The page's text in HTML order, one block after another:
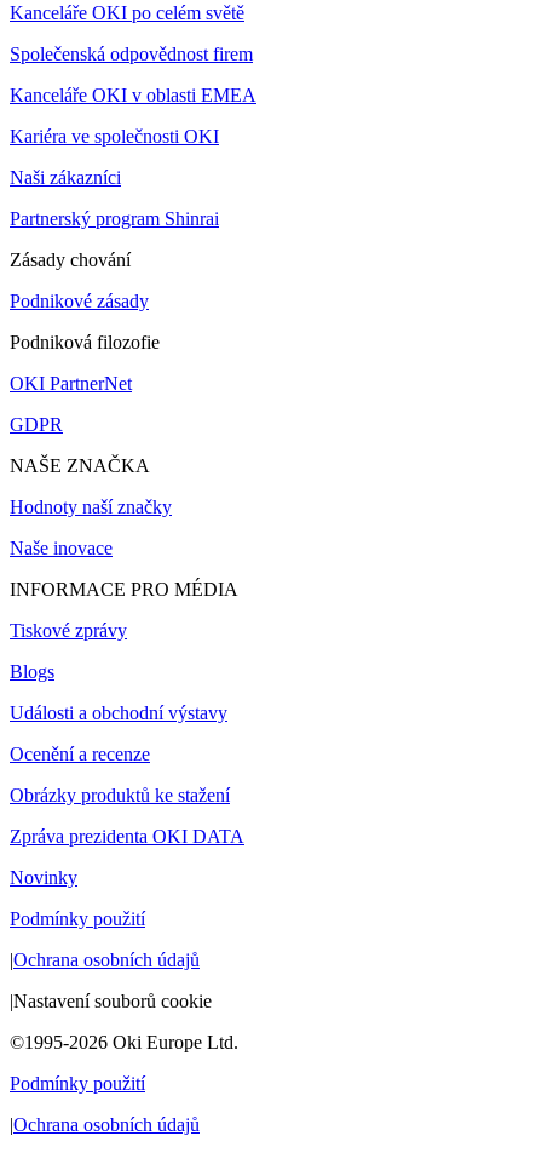
Kanceláře OKI po celém světě
Společenská odpovědnost firem
Kanceláře OKI v oblasti EMEA
Kariéra ve společnosti OKI
Naši zákazníci
Partnerský program Shinrai
Zásady chování
Podnikové zásady
Podniková filozofie
OKI PartnerNet
GDPR
NAŠE ZNAČKA
Hodnoty naší značky
Naše inovace
INFORMACE PRO MÉDIA
Tiskové zprávy
Blogs
Události a obchodní výstavy
Ocenění a recenze
Obrázky produktů ke stažení
Zpráva prezidenta OKI DATA
Novinky
Podmínky použití
|Ochrana osobních údajů
|Nastavení souborů cookie
©1995-2026 Oki Europe Ltd.
Podmínky použití
|Ochrana osobních údajů